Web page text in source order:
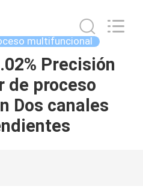
multifuncional
Precisión
de proceso
Dos canales